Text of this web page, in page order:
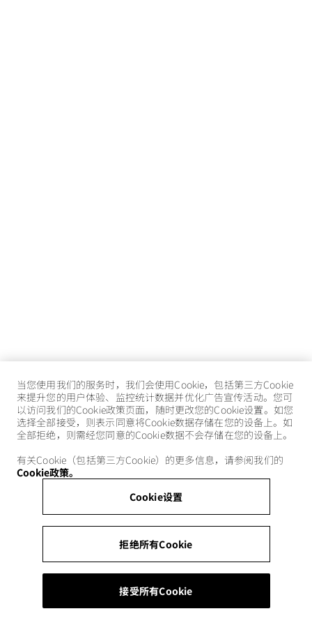
当您使用我们的服务时，我们会使用Cookie，包括第三方Cookie
来提升您的用户体验、监控统计数据并优化广告宣传活动。您可
以访问我们的Cookie政策页面，随时更改您的Cookie设置。如您
选择全部接受，则表示同意将Cookie数据存储在您的设备上。如
全部拒绝，则需经您同意的Cookie数据不会存储在您的设备上。
有关Cookie（包括第三方Cookie）的更多信息，请参阅我们的
Cookie政策。
Cookie设置
拒绝所有Cookie
接受所有Cookie